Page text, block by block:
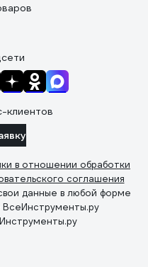
клиентов
в отношении обработки
соглашения
данные в любой форме
ВсеИнструменты.ру